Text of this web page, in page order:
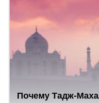
Почему Тадж-